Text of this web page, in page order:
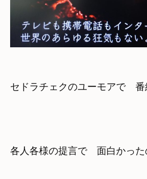
セドラチェクのユーモアで　番
各人各様の提言で　面白かっ